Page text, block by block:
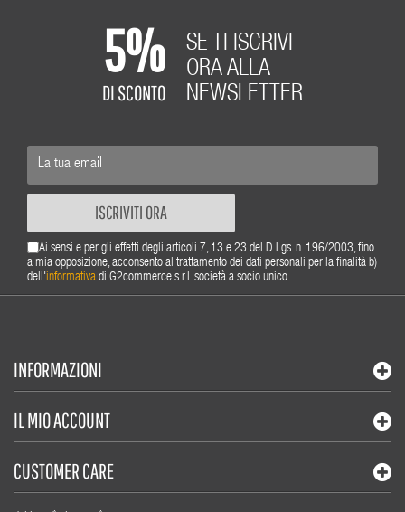
5%
DI SCONTO
SE TI ISCRIVI
ORA ALLA
NEWSLETTER
ISCRIVITI ORA
Ai sensi e per gli effetti degli articoli 7, 13 e 23 del D.Lgs. n. 196/2003, fino
a mia opposizione, acconsento al trattamento dei dati personali per la finalità b)
dell'informativa di G2commerce s.r.l. società a socio unico
INFORMAZIONI
IL MIO ACCOUNT
CUSTOMER CARE